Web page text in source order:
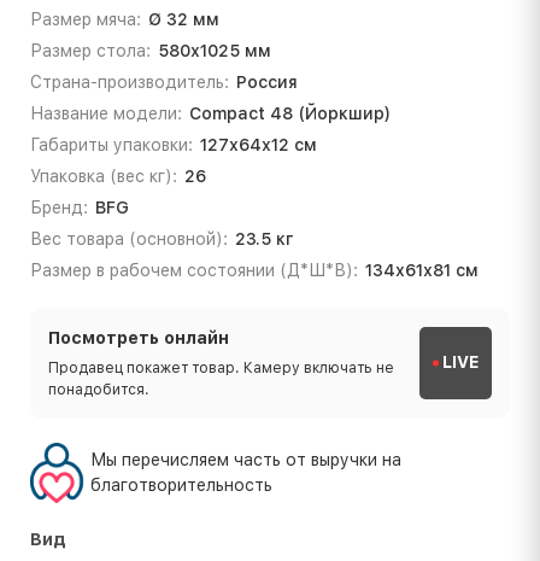
Размер мяча: Ø 32 мм
Размер стола: 580х1025 мм
Страна-производитель: Россия
Название модели: Compact 48 (Йоркшир)
Габариты упаковки: 127х64х12 см
Упаковка (вес кг): 26
Бренд: BFG
Вес товара (основной): 23.5 кг
Размер в рабочем состоянии (Д*Ш*В): 134х61х81 см
Посмотреть онлайн
Продавец покажет товар. Камеру включать не
понадобится.
LIVE
Мы перечисляем часть от выручки на
благотворительность
Вид